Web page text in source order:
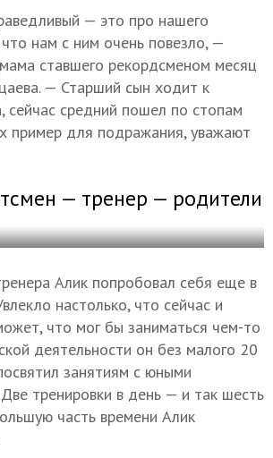
— это про нашего
нам с ним очень повезло, —
ставшего рекордсменом месяц
— Старший сын ходит к
сейчас средний пошел по стопам
пример для подражания, уважают
— тренер — родители
Алик попробовал себя еще в
настолько, что сейчас и
что мог бы заниматься чем-то
деятельности он без малого 20
занятиям с юными
тренировки в день — и так шесть
часть времени Алик